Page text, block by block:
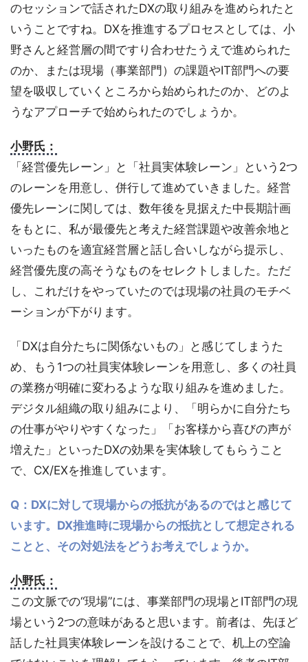
のセッションで話されたDXの取り組みを進められたと
いうことですね。DXを推進するプロセスとしては、小
野さんと経営層の間ですり合わせたうえで進められた
のか、または現場（事業部門）の課題やIT部門への要
望を吸収していくところから始められたのか、どのよ
うなアプローチで始められたのでしょうか。
小野氏：
「経営優先レーン」と「社員実体験レーン」という2つ
のレーンを用意し、併行して進めていきました。経営
優先レーンに関しては、数年後を見据えた中長期計画
をもとに、私が最優先と考えた経営課題や改善余地と
いったものを適宜経営層と話し合いしながら提示し、
経営優先度の高そうなものをセレクトしました。ただ
し、これだけをやっていたのでは現場の社員のモチベ
ーションが下がります。
「DXは自分たちに関係ないもの」と感じてしまうた
め、もう1つの社員実体験レーンを用意し、多くの社員
の業務が明確に変わるような取り組みを進めました。
デジタル組織の取り組みにより、「明らかに自分たち
の仕事がやりやすくなった」「お客様から喜びの声が
増えた」といったDXの効果を実体験してもらうこと
で、CX/EXを推進しています。
Q：DXに対して現場からの抵抗があるのではと感じて
います。DX推進時に現場からの抵抗として想定される
ことと、その対処法をどうお考えでしょうか。
小野氏：
この文脈での“現場”には、事業部門の現場とIT部門の現
場という2つの意味があると思います。前者は、先ほど
話した社員実体験レーンを設けることで、机上の空論